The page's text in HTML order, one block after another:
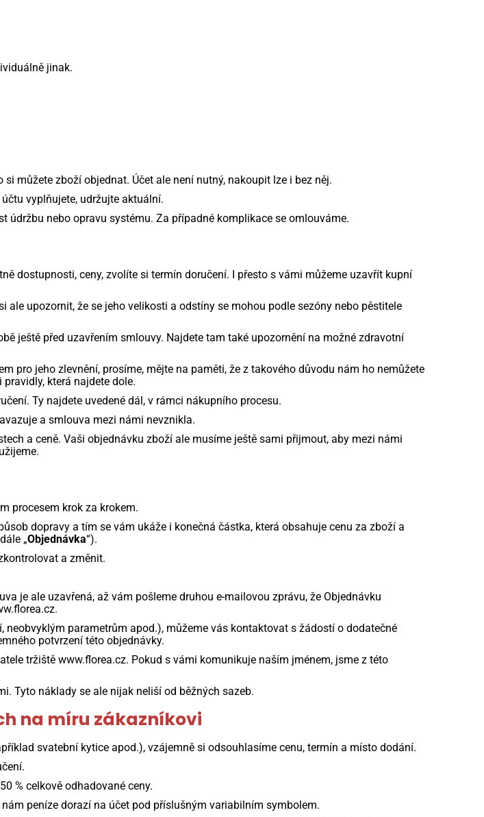
jinak.
můžete zboží objednat. Účet ale není nutný, nakoupit lze i bez něj.
vyplňujete, udržujte aktuální.
údržbu nebo opravu systému. Za případné komplikace se omlouváme.
dostupnosti, ceny, zvolíte si termín doručení. I přesto s vámi můžeme uzavřít kupní
upozornit, že se jeho velikosti a odstíny se mohou podle sezóny nebo pěstitele
ještě před uzavřením smlouvy. Najdete tam také upozornění na možné zdravotní
pro jeho zlevnění, prosíme, mějte na paměti, že z takového důvodu nám ho nemůžete
která najdete dole.
Ty najdete uvedené dál, v rámci nákupního procesu.
a smlouva mezi námi nevznikla.
a ceně. Vaši objednávku zboží ale musíme ještě sami přijmout, aby mezi námi
procesem krok za krokem.
dopravy a tím se vám ukáže i konečná částka, která obsahuje cenu za zboží a
„Objednávka“).
a změnit.
je ale uzavřená, až vám pošleme druhou e-mailovou zprávu, že Objednávku
parametrům apod.), můžeme vás kontaktovat s žádostí o dodatečné
potvrzení této objednávky.
tržiště www.florea.cz. Pokud s vámi komunikuje naším jménem, jsme z této
Tyto náklady se ale nijak neliší od běžných sazeb.
na míru zákazníkovi
svatební kytice apod.), vzájemně si odsouhlasíme cenu, termín a místo dodání.
% celkově odhadované ceny.
peníze dorazí na účet pod příslušným variabilním symbolem.